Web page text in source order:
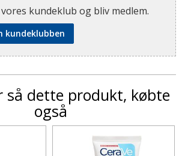
kundeklub og bliv medlem.
kundeklubben
så dette produkt, købte
også